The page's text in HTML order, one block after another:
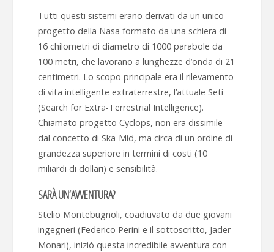
Tutti questi sistemi erano derivati da un unico
progetto della Nasa formato da una schiera di
16 chilometri di diametro di 1000 parabole da
100 metri, che lavorano a lunghezze d’onda di 21
centimetri. Lo scopo principale era il rilevamento
di vita intelligente extraterrestre, l’attuale Seti
(Search for Extra-Terrestrial Intelligence).
Chiamato progetto Cyclops, non era dissimile
dal concetto di Ska-Mid, ma circa di un ordine di
grandezza superiore in termini di costi (10
miliardi di dollari) e sensibilità.
SARÀ UN’AVVENTURA?
Stelio Montebugnoli, coadiuvato da due giovani
ingegneri (Federico Perini e il sottoscritto, Jader
Monari), iniziò questa incredibile avventura con